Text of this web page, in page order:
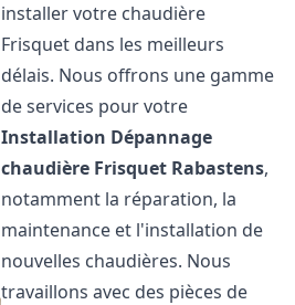
installer votre chaudière
Frisquet dans les meilleurs
délais. Nous offrons une gamme
de services pour votre
Installation Dépannage
chaudière Frisquet Rabastens,
notamment la réparation, la
maintenance et l'installation de
nouvelles chaudières. Nous
travaillons avec des pièces de